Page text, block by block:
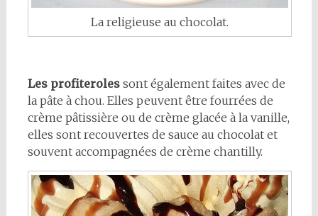
La religieuse au chocolat.
Les profiterolessont également faites avec de
la pâte à chou. Elles peuvent être fourrées de
crème pâtissière ou de crème glacée à la vanille,
elles sont recouvertes de sauce au chocolat et
souvent accompagnées de crème chantilly.